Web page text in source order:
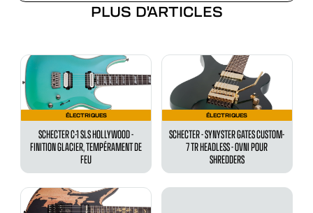
PLUS D'ARTICLES
ÉLECTRIQUES
SCHECTER C-1 SLS HOLLYWOOD -
FINITION GLACIER, TEMPÉRAMENT DE
FEU
ÉLECTRIQUES
SCHECTER - SYNYSTER GATES CUSTOM-
7 TR HEADLESS - OVNI POUR
SHREDDERS